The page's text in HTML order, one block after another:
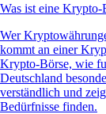
Was ist eine
Wer
kommt an einer
Krypto-Börse, wie
Deutschland
verständlich und
Bedürfnisse finden.